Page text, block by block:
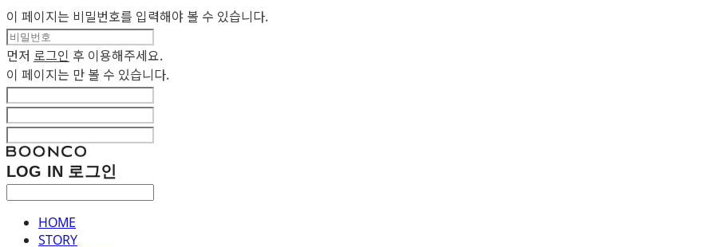
이 페이지는 비밀번호를 입력해야 볼 수 있습니다.
먼저 로그인 후 이용해주세요.
이 페이지는 만 볼 수 있습니다.
LOG IN 로그인
HOME
STORY